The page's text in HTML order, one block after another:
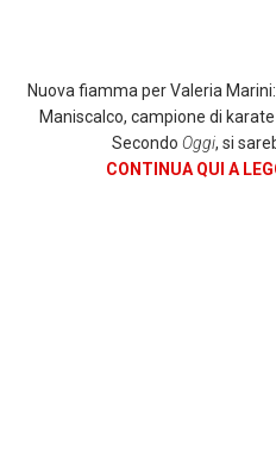
Nuova fiamma per Valeria
Maniscalco, campione di
Secondo Oggi, si
CONTINUA QUI A